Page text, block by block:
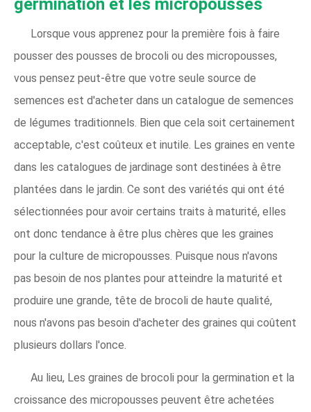
germination et les micropousses
Lorsque vous apprenez pour la première fois à faire
pousser des pousses de brocoli ou des micropousses,
vous pensez peut-être que votre seule source de
semences est d'acheter dans un catalogue de semences
de légumes traditionnels. Bien que cela soit certainement
acceptable, c'est coûteux et inutile. Les graines en vente
dans les catalogues de jardinage sont destinées à être
plantées dans le jardin. Ce sont des variétés qui ont été
sélectionnées pour avoir certains traits à maturité, elles
ont donc tendance à être plus chères que les graines
pour la culture de micropousses. Puisque nous n'avons
pas besoin de nos plantes pour atteindre la maturité et
produire une grande, tête de brocoli de haute qualité,
nous n'avons pas besoin d'acheter des graines qui coûtent
plusieurs dollars l'once.
Au lieu, Les graines de brocoli pour la germination et la
croissance des micropousses peuvent être achetées